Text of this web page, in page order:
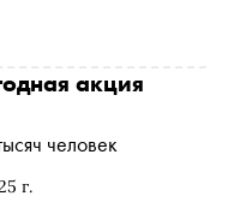
г.
акция
человек